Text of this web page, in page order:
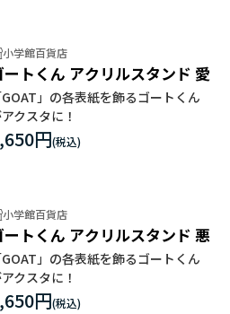
小学館百貨店
ートくん アクリルスタンド 愛
GOAT」の各表紙を飾るゴートくん
クスタに！
円
小学館百貨店
ートくん アクリルスタンド 悪
GOAT」の各表紙を飾るゴートくん
クスタに！
円